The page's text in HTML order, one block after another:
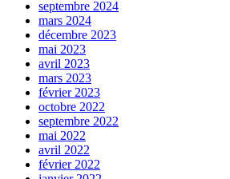
septembre 2024
mars 2024
décembre 2023
mai 2023
avril 2023
mars 2023
février 2023
octobre 2022
septembre 2022
mai 2022
avril 2022
février 2022